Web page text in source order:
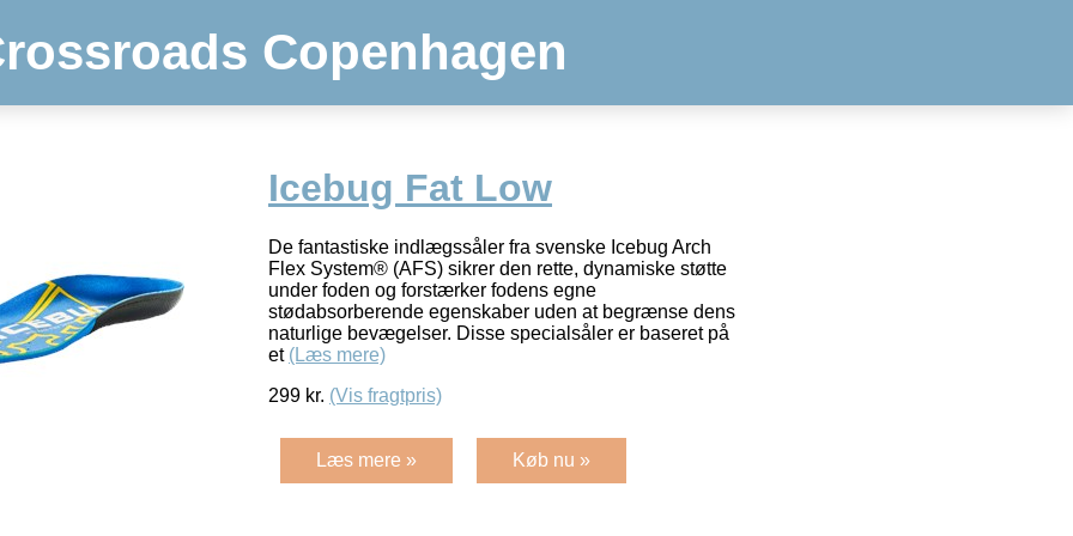
Copenhagen
Icebug Fat Low
De fantastiske indlægssåler fra svenske Icebug Arch
Flex System® (AFS) sikrer den rette, dynamiske støtte
under foden og forstærker fodens egne
stødabsorberende egenskaber uden at begrænse dens
naturlige bevægelser. Disse specialsåler er baseret på
et (Læs mere)
299 kr. (Vis fragtpris)
Læs mere » Køb nu »